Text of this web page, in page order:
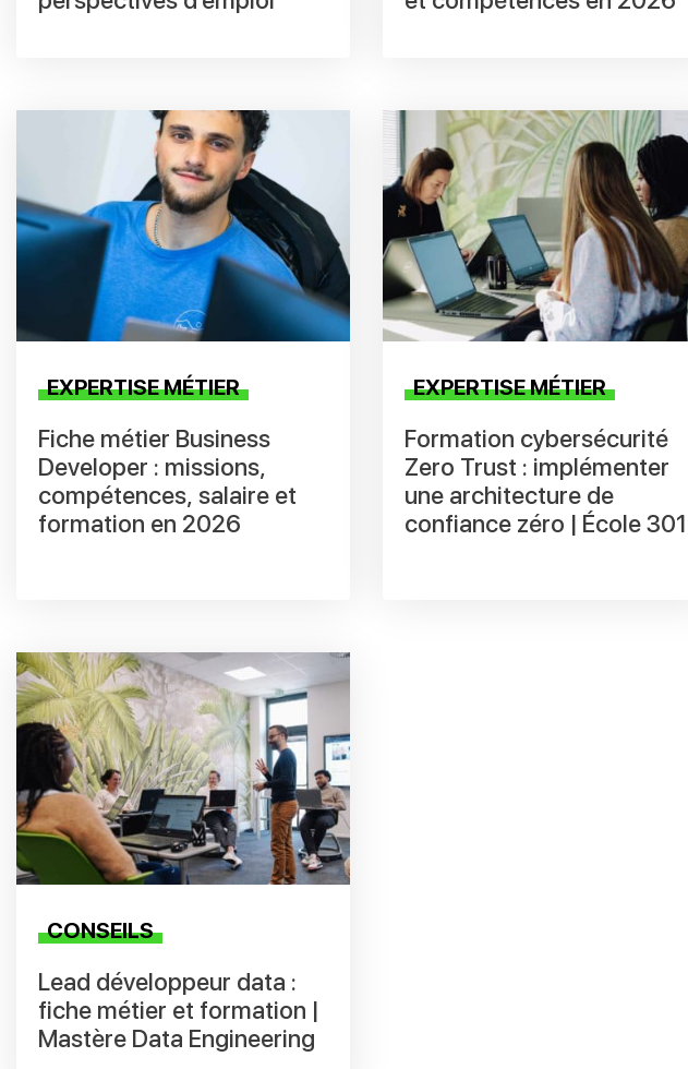
EXPERTISE MÉTIER
Fiche métier Business
Developer : missions,
compétences, salaire et
formation en 2026
EXPERTISE MÉTIER
Formation cybersécurité
Zero Trust : implémenter
une architecture de
confiance zéro | École 301
CONSEILS
Lead développeur data :
fiche métier et formation |
Mastère Data Engineering